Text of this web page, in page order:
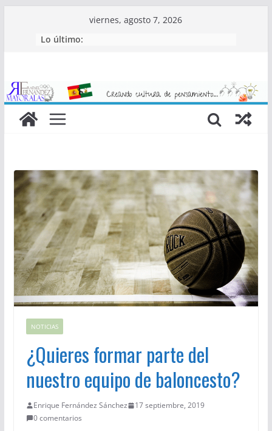
viernes, agosto 7, 2026
Lo último:
NOTICIAS
¿Quieres formar parte del
nuestro equipo de baloncesto?
Enrique Fernández Sánchez
17 septiembre, 2019
0 comentarios